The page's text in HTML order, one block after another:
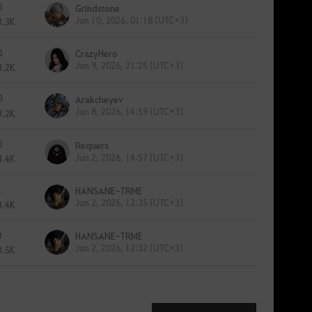
Grindstone
Jun 10, 2026, 01:18 (UTC+3)
CrazyHero
Jun 9, 2026, 21:25 (UTC+3)
Arakcheyev
Jun 8, 2026, 14:59 (UTC+3)
Requers
Jun 2, 2026, 14:57 (UTC+3)
HANSANE-TRME
Jun 2, 2026, 12:35 (UTC+3)
HANSANE-TRME
Jun 2, 2026, 12:32 (UTC+3)